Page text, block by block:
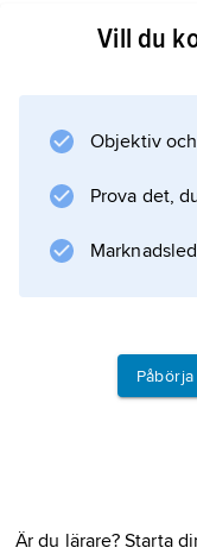
Vill du
Objektiv
Prova det,
Är du lärare? Starta